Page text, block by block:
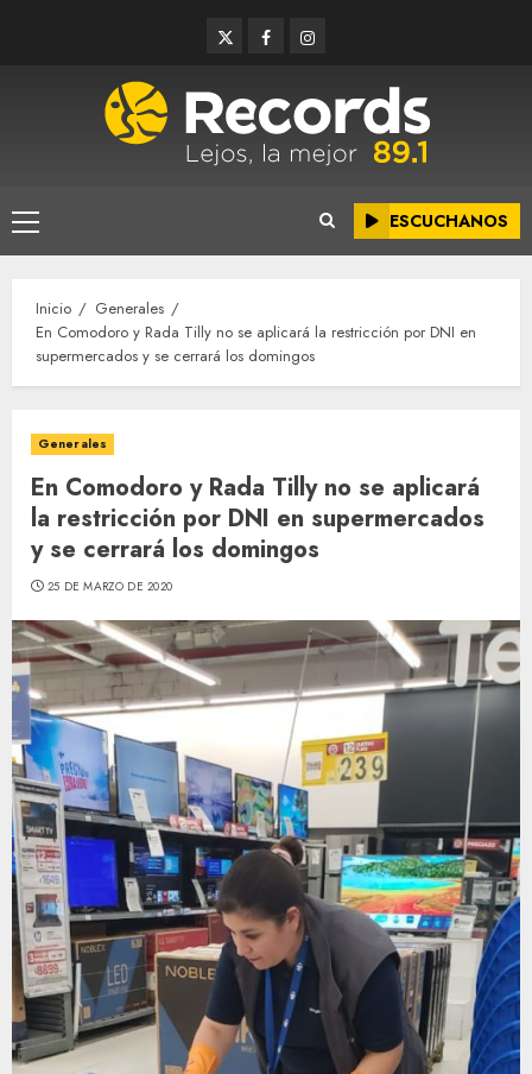
TwitterFacebookInstagram
Menú
principal
ESCUCHANOS
Inicio
Generales
En Comodoro y Rada Tilly no se aplicará la restricción por DNI en
supermercados y se cerrará los domingos
Generales
En Comodoro y Rada Tilly no se aplicará
la restricción por DNI en supermercados
y se cerrará los domingos
25 DE MARZO DE 2020